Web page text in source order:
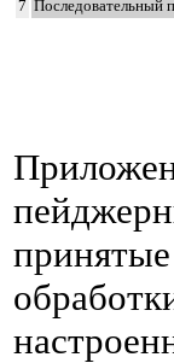
7 Последовательный